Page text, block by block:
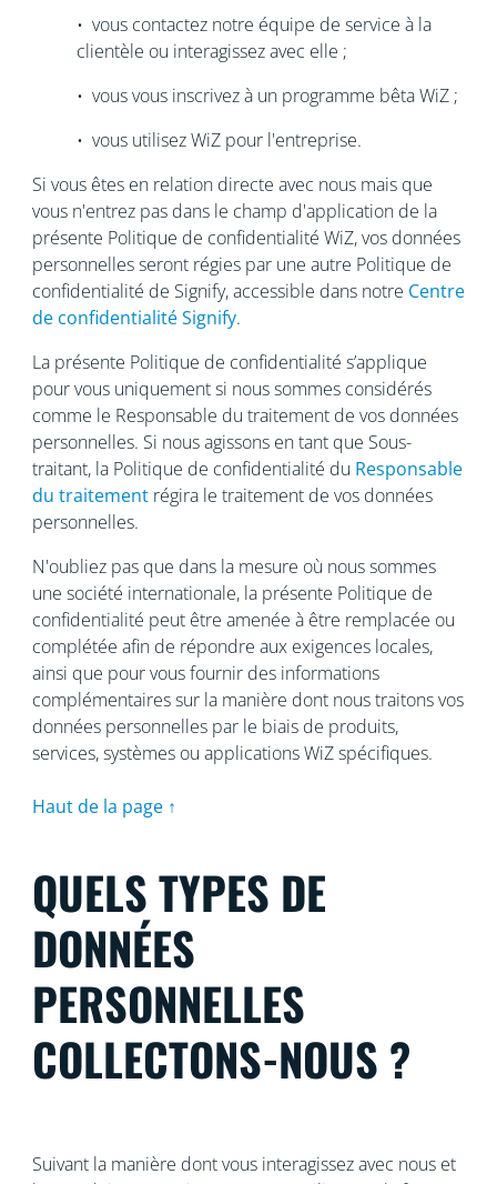
• vous contactez notre équipe de service à la
clientèle ou interagissez avec elle ;
• vous vous inscrivez à un programme bêta WiZ ;
• vous utilisez WiZ pour l'entreprise.
Si vous êtes en relation directe avec nous mais que
vous n'entrez pas dans le champ d'application de la
présente Politique de confidentialité WiZ, vos données
personnelles seront régies par une autre Politique de
confidentialité de Signify, accessible dans notre Centre
de confidentialité Signify.
La présente Politique de confidentialité s’applique
pour vous uniquement si nous sommes considérés
comme le Responsable du traitement de vos données
personnelles. Si nous agissons en tant que Sous-
traitant, la Politique de confidentialité du Responsable
du traitementrégira le traitement de vos données
personnelles.
N'oubliez pas que dans la mesure où nous sommes
une société internationale, la présente Politique de
confidentialité peut être amenée à être remplacée ou
complétée afin de répondre aux exigences locales,
ainsi que pour vous fournir des informations
complémentaires sur la manière dont nous traitons vos
données personnelles par le biais de produits,
services, systèmes ou applications WiZ spécifiques.
Haut de la page ↑
QUELS TYPES DE
DONNÉES
PERSONNELLES
COLLECTONS-NOUS ?
Suivant la manière dont vous interagissez avec nous et